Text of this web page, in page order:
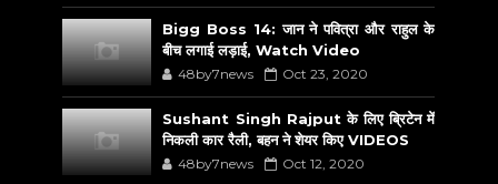
Bigg Boss 14: जान ने पवित्रा और राहुल के
बीच लगाई लड़ाई, Watch Video
48by7news Oct 23, 2020
Sushant Singh Rajput के लिए ब्रिटेन में
निकली कार रैली, बहन ने शेयर किए VIDEOS
48by7news Oct 12, 2020